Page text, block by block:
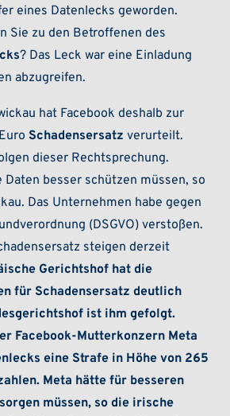
eines Datenlecks geworden.
Sie zu den Betroffenen des
? Das Leck war eine Einladung
abzugreifen.
hat Facebook deshalb zur
Schadensersatz verurteilt.
dieser Rechtsprechung.
Daten besser schützen müssen, so
Das Unternehmen habe gegen
(DSGVO) verstoßen.
steigen derzeit
Gerichtshof hat die
für Schadensersatz deutlich
ist ihm gefolgt.
Facebook-Mutterkonzern Meta
eine Strafe in Höhe von 265
Meta hätte für besseren
müssen, so die irische